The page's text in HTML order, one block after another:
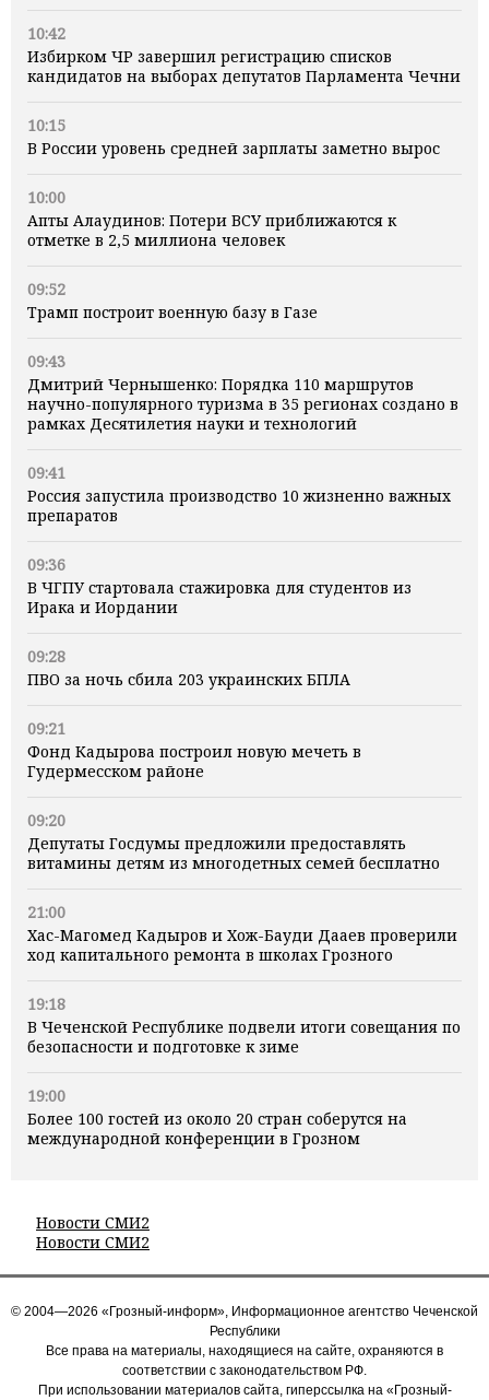
10:42
Избирком ЧР завершил регистрацию списков
кандидатов на выборах депутатов Парламента Чечни
10:15
В России уровень средней зарплаты заметно вырос
10:00
Апты Алаудинов: Потери ВСУ приближаются к
отметке в 2,5 миллиона человек
09:52
Трамп построит военную базу в Газе
09:43
Дмитрий Чернышенко: Порядка 110 маршрутов
научно-популярного туризма в 35 регионах создано в
рамках Десятилетия науки и технологий
09:41
Россия запустила производство 10 жизненно важных
препаратов
09:36
В ЧГПУ стартовала стажировка для студентов из
Ирака и Иордании
09:28
ПВО за ночь сбила 203 украинских БПЛА
09:21
Фонд Кадырова построил новую мечеть в
Гудермесском районе
09:20
Депутаты Госдумы предложили предоставлять
витамины детям из многодетных семей бесплатно
21:00
Хас-Магомед Кадыров и Хож-Бауди Дааев проверили
ход капитального ремонта в школах Грозного
19:18
В Чеченской Республике подвели итоги совещания по
безопасности и подготовке к зиме
19:00
Более 100 гостей из около 20 стран соберутся на
международной конференции в Грозном
Новости СМИ2
Новости СМИ2
© 2004—2026 «Грозный-информ», Информационное агентство Чеченской
Республики
Все права на материалы, находящиеся на сайте, охраняются в
соответствии с законодательством РФ.
При использовании материалов сайта, гиперссылка на «Грозный-